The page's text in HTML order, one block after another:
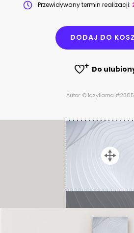
Przewidywany termin realizacji:
DODAJ DO
Do
Autor: © lazyllama